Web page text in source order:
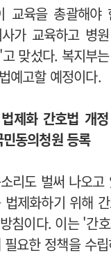
교육을 총괄해야
가 교육하고 병
맞섰다. 복지부
예고할 예정이다.
제화 간호법 개정
동의청원 등록
리도 벌써 나오
제화하기 위해
침이다. 이는 '간
요한 정책을 수